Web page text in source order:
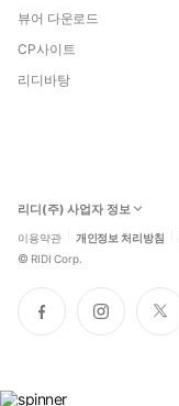
뷰어 다운로드
CP사이트
리디바탕
리디(주) 사업자 정보
이용약관 개인정보 처리방침
© RIDI Corp.
페
이
인
스
트
위